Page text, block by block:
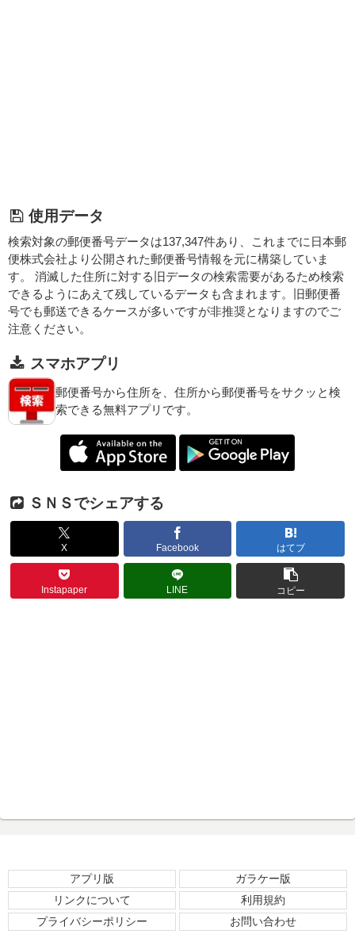
使用データ
検索対象の郵便番号データは137,347件あり、これまでに日本郵
便株式会社より公開された郵便番号情報を元に構築していま
す。 消滅した住所に対する旧データの検索需要があるため検索
できるようにあえて残しているデータも含まれます。旧郵便番
号でも郵送できるケースが多いですが非推奨となりますのでご
注意ください。
スマホアプリ
郵便番号から住所を、住所から郵便番号をサクッと検
索できる無料アプリです。
ＳＮＳでシェアする
X Facebook はてブ
Instapaper LINE コピー
アプリ版
ガラケー版
リンクについて
利用規約
プライバシーポリシー
お問い合わせ